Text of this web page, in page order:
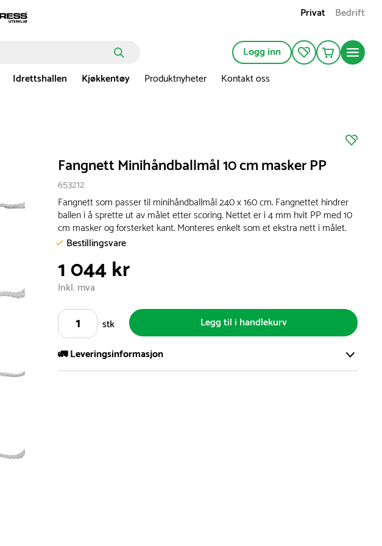
Privat Bedrift
Logg inn
Idrettshallen Kjøkkentøy Produktnyheter Kontakt oss
Fangnett Minihåndballmål 10 cm masker PP
653212
Fangnett som passer til minihåndballmål 240 x 160 cm. Fangnettet hindrer
ballen i å sprette ut av målet etter scoring. Nettet er i 4 mm hvit PP med 10
cm masker og forsterket kant. Monteres enkelt som et ekstra nett i målet.
Bestillingsvare
1 044 kr
Inkl. mva
stk
Legg til i handlekurv
🚛 Leveringsinformasjon